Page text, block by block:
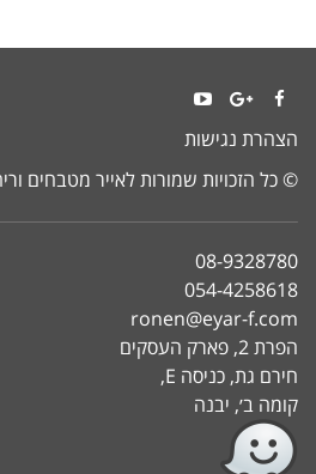
Facebook
Google+
YouTubeהצהרת נגישות
© כל הזכויות שמורות לאייר מטבחים
08-9328780
054-4258618
ronen@eyar-f.com
הפרת 2, פארק העסקים
חירם גת, כניסה E,
קומה ב׳, יבנה